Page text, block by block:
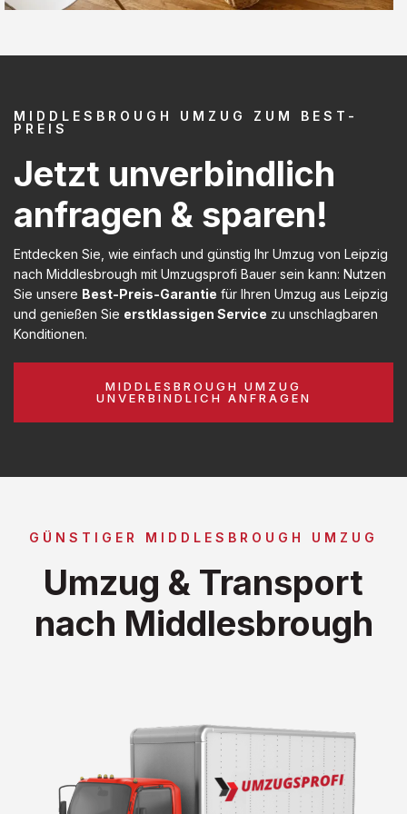
MIDDLESBROUGH UMZUG ZUM BEST-
PREIS
Jetzt unverbindlich
anfragen & sparen!
Entdecken Sie, wie einfach und günstig Ihr Umzug von Leipzig
nach Middlesbrough mit Umzugsprofi Bauer sein kann: Nutzen
Sie unsere Best-Preis-Garantie für Ihren Umzug aus Leipzig
und genießen Sie erstklassigen Service zu unschlagbaren
Konditionen.
MIDDLESBROUGH UMZUG
UNVERBINDLICH ANFRAGEN
GÜNSTIGER MIDDLESBROUGH UMZUG
Umzug & Transport
nach Middlesbrough